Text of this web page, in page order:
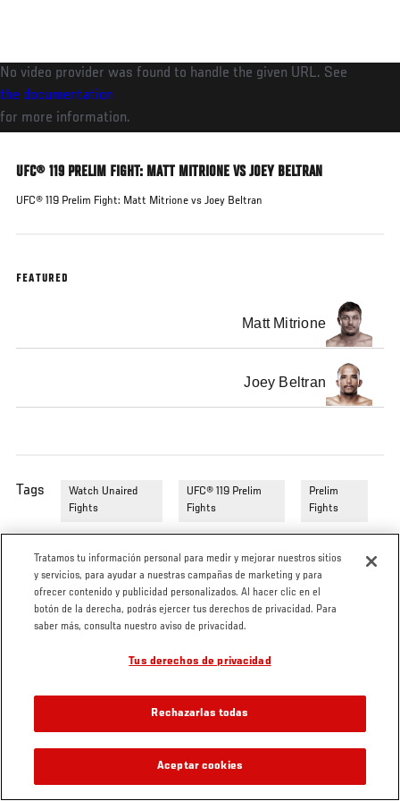
contenido
principal
No video provider was found to handle the given URL. See
the documentation
for more information.
UFC® 119 PRELIM FIGHT: MATT MITRIONE VS JOEY BELTRAN
UFC® 119 Prelim Fight: Matt Mitrione vs Joey Beltran
FEATURED
Matt Mitrione
Joey Beltran
Tags
Watch Unaired
Fights
UFC® 119 Prelim
Fights
Prelim
Fights
Tratamos tu información personal para medir y mejorar nuestros sitios
y servicios, para ayudar a nuestras campañas de marketing y para
ofrecer contenido y publicidad personalizados. Al hacer clic en el
botón de la derecha, podrás ejercer tus derechos de privacidad. Para
saber más, consulta nuestro aviso de privacidad.
Tus derechos de privacidad
Rechazarlas todas
Aceptar cookies